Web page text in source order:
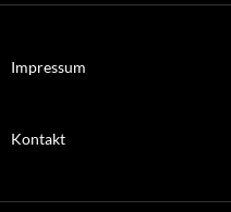
Impressum
Kontakt